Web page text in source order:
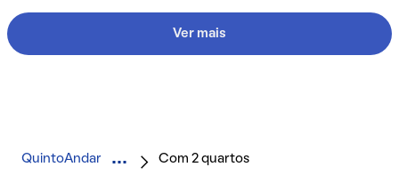
Ver mais
QuintoAndar Com 2 quartos